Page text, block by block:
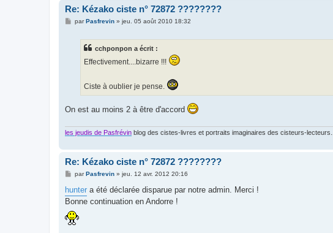
Re: Kézako ciste n° 72872 ????????
MparPasfrevin» jeu. 05 août 2010 18:32
cchponpon a écrit :
Effectivement....bizarre !!!
Ciste à oublier je pense.
On est au moins 2 à être d'accord
les jeudis de Pasfrévin blog des cistes-livres et portraits imaginaires des cisteurs-lecteurs...
Re: Kézako ciste n° 72872 ????????
M
s
s
a
g
e
parPasfrevin» jeu. 12 avr. 2012 20:16
hunter a été déclarée disparue par notre admin. Merci !
Bonne continuation en Andorre !